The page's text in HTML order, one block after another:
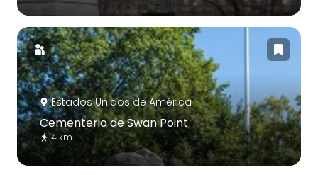
Estados Unidos de América
Cementerio de Swan Point
4 km